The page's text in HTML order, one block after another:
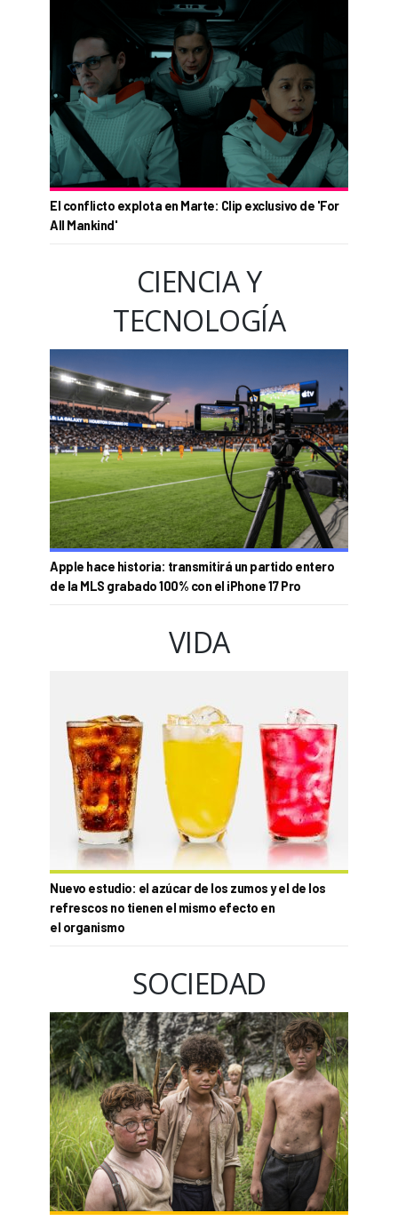
El conflicto explota en Marte: Clip exclusivo de 'For
All Mankind'
CIENCIA Y
TECNOLOGÍA
Apple hace historia: transmitirá un partido entero
de la MLS grabado 100% con el iPhone 17 Pro
VIDA
Nuevo estudio: el azúcar de los zumos y el de los
refrescos no tienen el mismo efecto en
el organismo
SOCIEDAD